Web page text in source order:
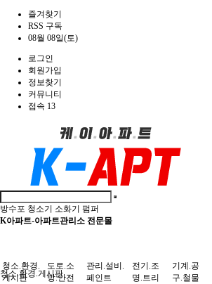
즐겨찾기
RSS 구독
08월 08일(토)
로그인
회원가입
정보찾기
커뮤니티
접속 13
방수포 청소기 소화기 펌퍼
K아파트-아파트관리소 전문몰
청소.환경.게시판
청소.환경.
게시판
도로.소
방.안전
관리.설비.
페인트
전기.조
명.트리
기계.공
구.철물